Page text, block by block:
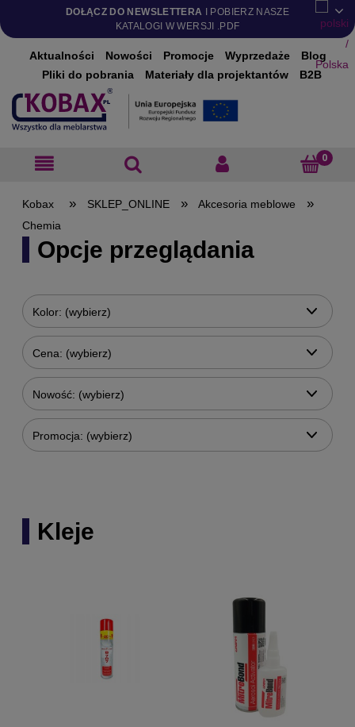
DOŁĄCZ DO NEWSLETTERA I POBIERZ NASZE
KATALOGI W WERSJI .PDF
Aktualności Nowości Promocje Wyprzedaże
Blog
Pliki do pobrania
Materiały dla projektantów B2B
» SKLEP_ONLINE » Akcesoria meblowe »
Chemia
Opcje przeglądania
Kolor: (wybierz)
Cena: (wybierz)
Nowość: (wybierz)
Promocja: (wybierz)
Kleje